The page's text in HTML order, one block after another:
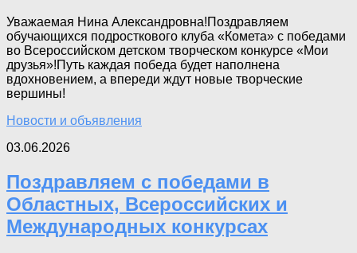
Уважаемая Нина Александровна!Поздравляем
обучающихся подросткового клуба «Комета» с победами
во Всероссийском детском творческом конкурсе «Мои
друзья»!Путь каждая победа будет наполнена
вдохновением, а впереди ждут новые творческие
вершины!
Новости и объявления
03.06.2026
Поздравляем с победами в
Областных, Всероссийских и
Международных конкурсах